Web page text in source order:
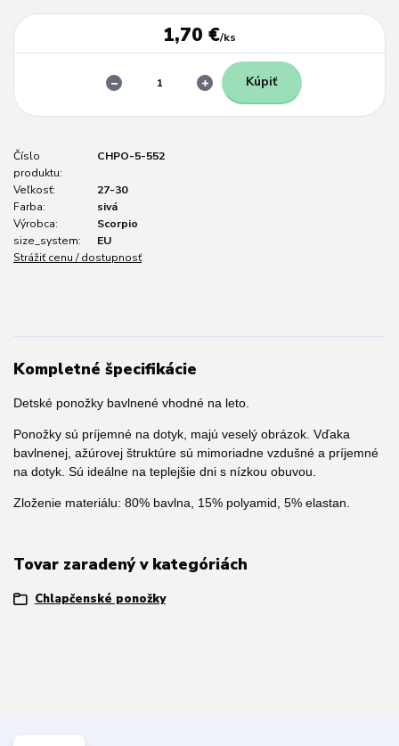
1,70 €/ks
Kúpiť
Číslo
produktu:
CHPO-5-552
Veľkosť:
27-30
Farba:
sivá
Výrobca:
Scorpio
size_system:
EU
Strážiť cenu / dostupnosť
Kompletné špecifikácie
Detské ponožky bavlnené vhodné na leto.
Ponožky sú príjemné na dotyk, majú veselý obrázok. Vďaka
bavlnenej, ažúrovej štruktúre sú mimoriadne vzdušné a príjemné
na dotyk. Sú ideálne na teplejšie dni s nízkou obuvou.
Zloženie materiálu: 80% bavlna, 15% polyamid, 5% elastan.
Tovar zaradený v kategóriách
Chlapčenské ponožky